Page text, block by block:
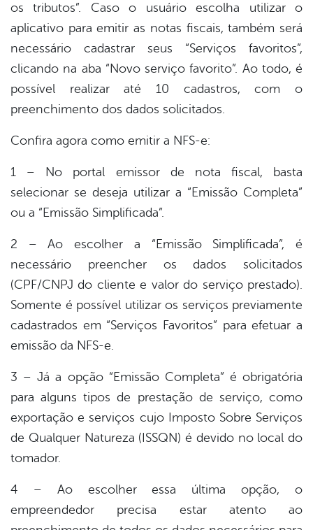
os tributos”. Caso o usuário escolha utilizar o
aplicativo para emitir as notas fiscais, também será
necessário cadastrar seus “Serviços favoritos”,
clicando na aba “Novo serviço favorito”. Ao todo, é
possível realizar até 10 cadastros, com o
preenchimento dos dados solicitados.
Confira agora como emitir a NFS-e:
1 – No portal emissor de nota fiscal, basta
selecionar se deseja utilizar a “Emissão Completa”
ou a “Emissão Simplificada”.
2 – Ao escolher a “Emissão Simplificada”, é
necessário preencher os dados solicitados
(CPF/CNPJ do cliente e valor do serviço prestado).
Somente é possível utilizar os serviços previamente
cadastrados em “Serviços Favoritos” para efetuar a
emissão da NFS-e.
3 – Já a opção “Emissão Completa” é obrigatória
para alguns tipos de prestação de serviço, como
exportação e serviços cujo Imposto Sobre Serviços
de Qualquer Natureza (ISSQN) é devido no local do
tomador.
4 – Ao escolher essa última opção, o
empreendedor precisa estar atento ao